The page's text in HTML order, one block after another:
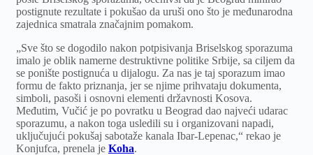
postignute rezultate i pokušao da uruši ono što je međunarodna
zajednica smatrala značajnim pomakom.
„Sve što se dogodilo nakon potpisivanja Briselskog sporazuma
imalo je oblik namerne destruktivne politike Srbije, sa ciljem da
se ponište postignuća u dijalogu. Za nas je taj sporazum imao
formu de fakto priznanja, jer se njime prihvataju dokumenta,
simboli, pasoši i osnovni elementi državnosti Kosova.
Međutim, Vučić je po povratku u Beograd dao najveći udarac
sporazumu, a nakon toga usledili su i organizovani napadi,
uključujući pokušaj sabotaže kanala Ibar‑Lepenac,“ rekao je
Konjufca, prenela je Koha.